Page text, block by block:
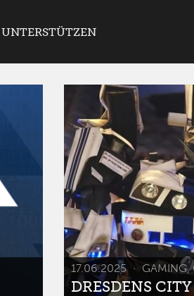
UNTERSTÜTZEN
17.06.2025 GAMING,
DRESDENS